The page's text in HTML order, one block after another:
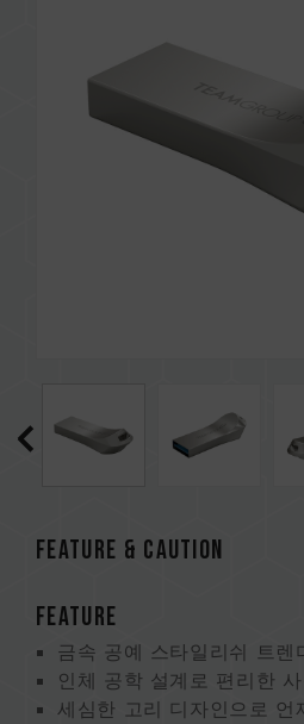
FEATURE & CAUTION
FEATURE
금속 공예 스타일리쉬 트렌
인체 공학 설계로 편리한
세심한 고리 디자인으로 언